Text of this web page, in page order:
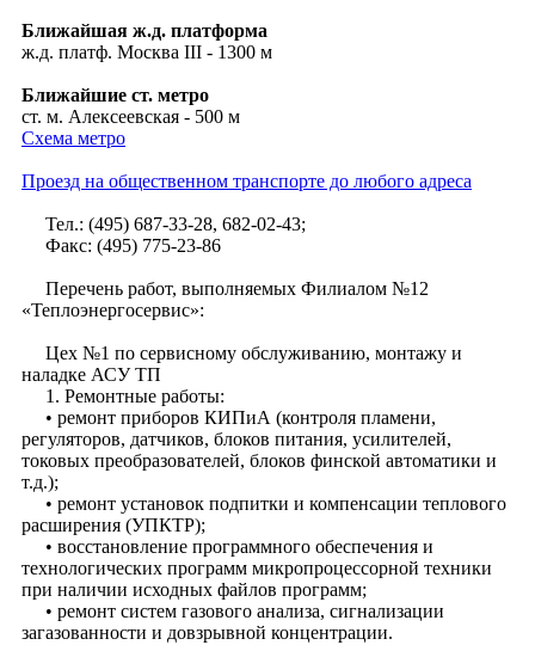
Ближайшая ж.д. платформа
ж.д. платф. Москва III - 1300 м
Ближайшие ст. метро
ст. м. Алексеевская - 500 м
Схема метро
Проезд на общественном транспорте до любого адреса
Тел.: (495) 687-33-28, 682-02-43;
Факс: (495) 775-23-86
Перечень работ, выполняемых Филиалом №12
«Теплоэнергосервис»:
Цех №1 по сервисному обслуживанию, монтажу и
наладке АСУ ТП
1. Ремонтные работы:
• ремонт приборов КИПиА (контроля пламени,
регуляторов, датчиков, блоков питания, усилителей,
токовых преобразователей, блоков финской автоматики и
т.д.);
• ремонт установок подпитки и компенсации теплового
расширения (УПКТР);
• восстановление программного обеспечения и
технологических программ микропроцессорной техники
при наличии исходных файлов программ;
• ремонт систем газового анализа, сигнализации
загазованности и довзрывной концентрации.